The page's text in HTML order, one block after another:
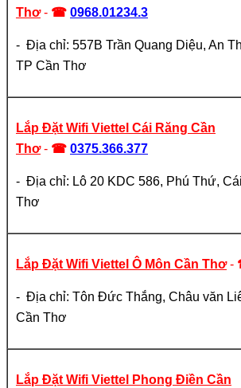
Thơ- ☎ 0968.01234.3
- Địa chỉ: 557B Trần Quang Diệu, An
TP Cần Thơ
Lắp Đặt Wifi Viettel Cái Răng Cần
Thơ- ☎ 0375.366.377
- Địa chỉ: Lô 20 KDC 586, Phú Thứ,
Thơ
Lắp Đặt Wifi Viettel Ô Môn Cần Thơ-
- Địa chỉ: Tôn Đức Thắng, Châu văn
Cần Thơ
Lắp Đặt Wifi Viettel Phong Điền Cần